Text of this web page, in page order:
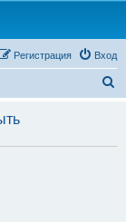
Вход
Регистрация
с